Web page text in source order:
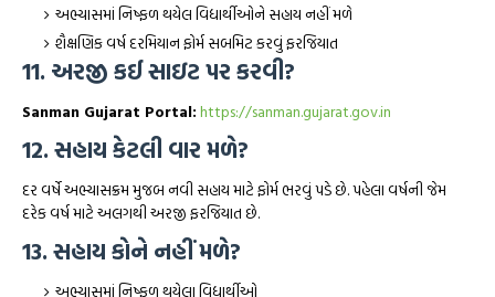
અભ્યાસમાં નિષ્ફળ થયેલ વિદ્યાર્થીઓને સહાય નહીં મળે
શૈક્ષણિક વર્ષ દરમિયાન ફોર્મ સબમિટ કરવું ફરજિયાત
11. અરજી કઈ સાઇટ પર કરવી?
Sanman Gujarat Portal:https://sanman.gujarat.gov.in
12. સહાય કેટલી વાર મળે?
દર વર્ષે અભ્યાસક્રમ મુજબ નવી સહાય માટે ફોર્મ ભરવું પડે છે. પહેલા વર્ષની જેમ
દરેક વર્ષ માટે અલગથી અરજી ફરજિયાત છે.
13. સહાય કોને નહીં મળે?
અભ્યાસમાં નિષ્ફળ થયેલા વિદ્યાર્થીઓ